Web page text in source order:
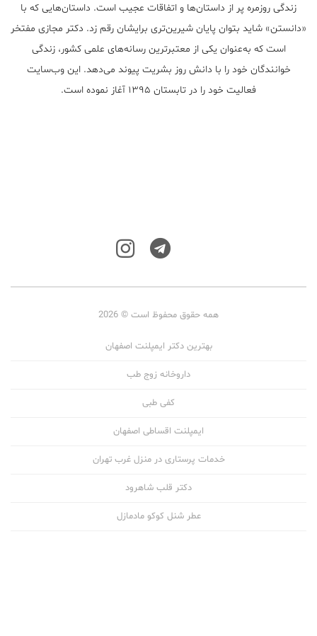
زندگی روزمره پر از داستان‌ها و اتفاقات عجیب است. داستان‌هایی که با
«دانستن» شاید بتوان پایان شیرین‌تری برایشان رقم زد. دکتر مجازی مفتخر
است که به‌عنوان یکی از معتبر‌ترین رسانه‌های علمی کشور، زندگی
خوانندگان خود را با دانش روز بشریت پیوند می‌دهد. این وب‌سایت
فعالیت خود را در تابستان ۱۳۹۵ آغاز نموده است.
همه حقوق محفوظ است © 2026
بهترین دکتر ایمپلنت اصفهان
داروخانه زوج طب
کفی طبی
ایمپلنت اقساطی اصفهان
خدمات پرستاری در منزل غرب تهران
دکتر قلب شاهرود
عطر شنل کوکو مادمازل